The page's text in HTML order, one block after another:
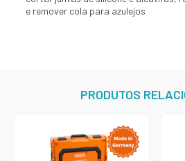
e remover cola para azulejos
PRODUTOS